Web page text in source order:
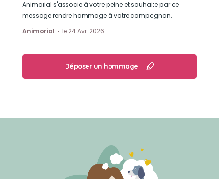
Animorial s'associe à votre peine et souhaite par ce
message rendre hommage à votre compagnon.
Animorial
le 24 Avr. 2026
Déposer un hommage